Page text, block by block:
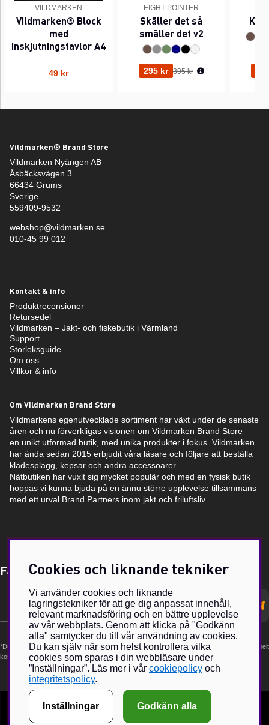
VILDMARKEN
Vildmarken® Block
med
inskjutningstavlor A4
49 kr
EIGHT POINTER
Skäller det så
smäller det v2
295 kr Ordinarie pris:
395 kr
Vildmarken® Brand Store
Vildmarken Nyängen AB
Åsbäcksvägen 3
66434 Grums
Sverige
559409-9532
webshop@vildmarken.se
010-45 99 012
Kontakt & info
Produktrecensioner
Retursedel
Vildmarken – Jakt- och fiskebutik i Värmland
Support
Storleksguide
Om oss
Villkor & info
Om Vildmarken Brand Store
Vildmarkens egenutvecklade sortiment har växt under de senaste
åren och nu förverkligas visionen om Vildmarken Brand Store –
en unikt utformad butik, med unika produkter i fokus. Vildmarken
har ända sedan 2015 erbjudit våra läsare och följare att beställa
klädesplagg, kepsar och andra accessoarer.
Nätbutiken har vuxit sig mycket populär och med en fysisk butik
hoppas vi kunna bjuda på en ännu större upplevelse tillsammans
med ett urval Brand Partners inom jakt och friluftsliv.
Få Magasin Vildmarken direkt till din e-post!*
postadress
*Du kan även få erbjudanden och nyheter från samarbetspartners. Din prenumeration är helt
kostnadsfri och kan avslutas när som helst.
Cookies och liknande tekniker
Vi använder cookies och liknande
lagringstekniker för att ge dig anpassat innehåll,
relevant marknadsföring och en bättre upplevelse
av vår webbplats. Genom att klicka på "Godkänn
alla" samtycker du till vår användning av cookies.
Du kan själv när som helst kontrollera vilka
cookies som sparas i din webbläsare under
”Inställningar”. Läs mer i vår cookiepolicy och
integritetspolicy.
Inställningar Godkänn alla